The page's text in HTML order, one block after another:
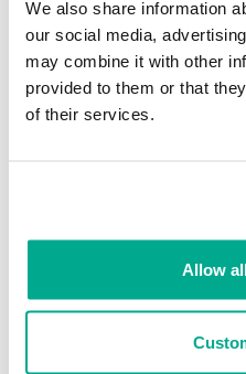
We also share information
our social media,
may combine it with other
provided to them or that
of their services.
Allow
canales de ataques:
1 Un mensaje
asunto “Facebook Message”
red social, que desvía el
Un mensaje
Este es el clásico ataque